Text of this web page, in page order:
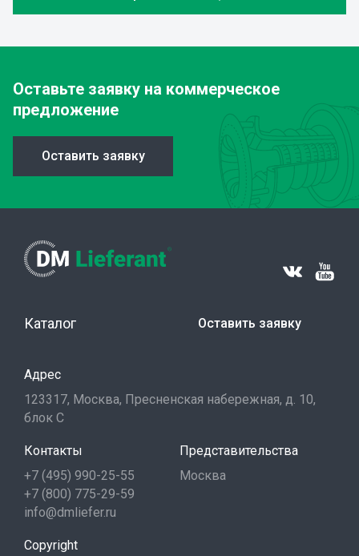
Оставьте заявку на коммерческое
предложение
Оставить заявку
Каталог Оставить заявку
Адрес
123317, Москва, Пресненская набережная, д. 10,
блок С
Контакты
+7 (495) 990-25-55
+7 (800) 775-29-59
info@dmliefer.ru
Представительства
Москва
Copyright